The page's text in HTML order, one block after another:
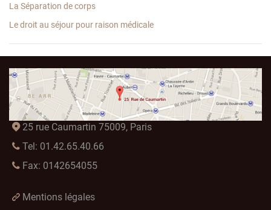
La Séparation de corps
Le droit au séjour pour raison médicale
25 rue Caumartin 75009, Paris
Tel: 01.42.65.40.66
Fax: 0142654055
Mentions légales